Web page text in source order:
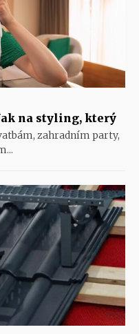
na styling, který
zahradním party,